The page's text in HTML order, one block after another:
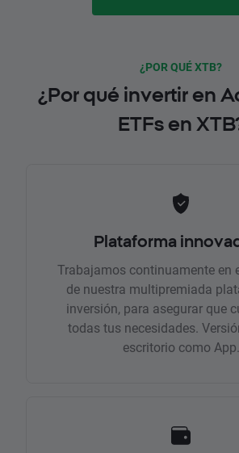
¿POR QUÉ XTB?
¿Por qué invertir en
ETFs en
Plataforma
Trabajamos continuamente en
de nuestra multipremiada
inversión, para asegurar que
todas tus necesidades.
escritorio como App.